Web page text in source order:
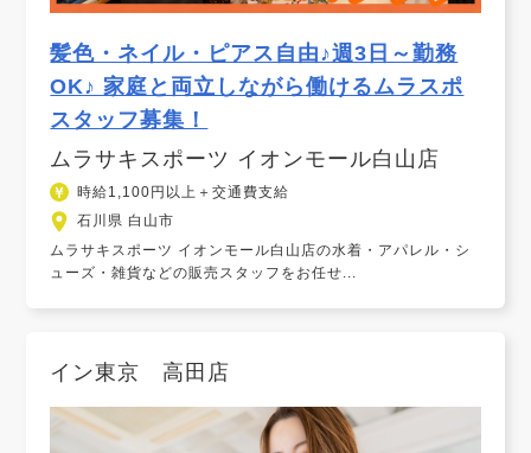
髪色・ネイル・ピアス自由♪週3日～勤務
OK♪ 家庭と両立しながら働けるムラスポ
スタッフ募集！
ムラサキスポーツ イオンモール白山店
時給1,100円以上＋交通費支給
石川県 白山市
ムラサキスポーツ イオンモール白山店の水着・アパレル・シ
ューズ・雑貨などの販売スタッフをお任せ...
イン東京 高田店